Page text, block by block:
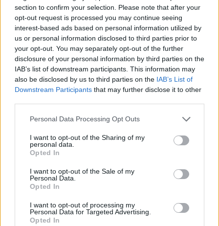
section to confirm your selection. Please note that after your
opt-out request is processed you may continue seeing
interest-based ads based on personal information utilized by
us or personal information disclosed to third parties prior to
your opt-out. You may separately opt-out of the further
disclosure of your personal information by third parties on the
IAB’s list of downstream participants. This information may
also be disclosed by us to third parties on the IAB’s List of
Downstream Participants that may further disclose it to other
Please note that this website/app uses one or more Google
not limited to your visit or usage behaviour. You may click to
grant or deny consent to Google and its third-party tags to
use your data for below specified purposes in below Google
consent section.
Personal Data Processing Opt Outs
I want to opt-out of the Sharing of my
personal data.
Opted In
I want to opt-out of the Sale of my
Personal Data.
Opted In
I want to opt-out of processing my
Personal Data for Targeted Advertising.
Opted In
A Bandai Namco elhatározta, hogy ezúttal magára a
Sword Art Online játékra fog koncentrálni. Megépíti a
világot és rendszereket, amiket az anime nézői ki akartak
próbálni, és mindezt egy új történetbe csavarja, új
társakkal és új kalandokkal. Nyilván elkerülhetetlen a
megtapasztalja maga. Azután, hogy megtörténik Kayaba
Akihiko jól ismert beszéde, a játékosok kénytelenek